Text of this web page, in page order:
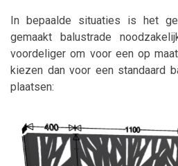
In bepaalde situaties is het
gemaakt balustrade
voordeliger om voor een op
kiezen dan voor een standaard
plaatsen: